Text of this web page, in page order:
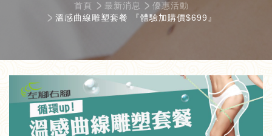
首頁 最新消息
優惠活動
溫感曲線雕塑套餐 『體驗加購價$699』